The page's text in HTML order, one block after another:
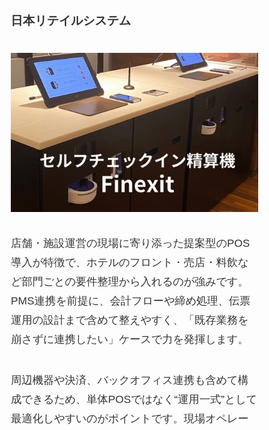
日本リテイルシステム
店舗・施設運営の現場に寄り添った提案型のPOS
導入が特徴で、ホテルのフロント・売店・料飲な
ど部門ごとの要件整理から入れるのが強みです。
PMS連携を前提に、会計フローや締め処理、伝票
運用の設計まで含めて整えやすく、「既存業務を
崩さずに連携したい」ケースで力を発揮します。
周辺機器や決済、バックオフィス連携も含めて構
成できるため、単体POSではなく“運用一式”として
最適化しやすいのがポイントです。現場オペレー